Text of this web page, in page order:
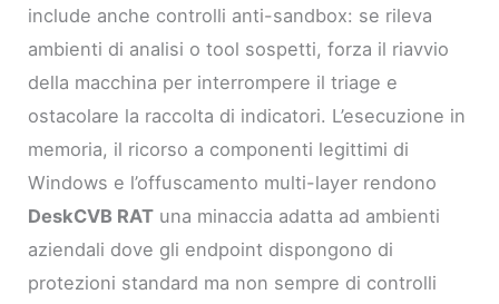
include anche controlli anti-sandbox: se rileva
ambienti di analisi o tool sospetti, forza il riavvio
della macchina per interrompere il triage e
ostacolare la raccolta di indicatori. L’esecuzione in
memoria, il ricorso a componenti legittimi di
Windows e l’offuscamento multi-layer rendono
DeskCVB RAT una minaccia adatta ad ambienti
aziendali dove gli endpoint dispongono di
protezioni standard ma non sempre di controlli